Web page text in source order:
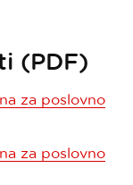
(PDF)
za poslovno
za poslovno